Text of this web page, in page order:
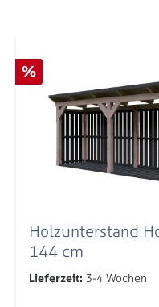
Rabatt
%
Holzunterstand
144 cm
Lieferzeit: 3-4 Wochen